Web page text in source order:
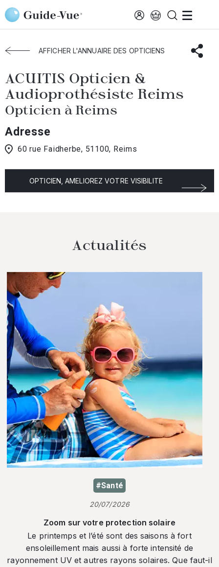
Aller au contenu principal
Accueil Choisir mon opticien
ACUITIS Opticien & Audioprothésiste Reims
AFFICHER L'ANNUAIRE DES OPTICIENS
ACUITIS Opticien &
Audioprothésiste Reims
Opticien à Reims
Adresse
60 rue Faidherbe, 51100, Reims
OPTICIEN, AMELIOREZ VOTRE VISIBILITE
Actualités
#Santé
20/07/2026
Zoom sur votre protection solaire
Le printemps et l’été sont des saisons à fort
ensoleillement mais aussi à forte intensité de
rayonnement UV et autres rayons solaires. Que faut-il